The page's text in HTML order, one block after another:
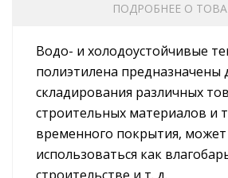
ПОДРОБНЕЕ О
Водо- и холодоустойчивые
полиэтилена предназначены
складирования различных
строительных материалов и
временного покрытия, может
использоваться как